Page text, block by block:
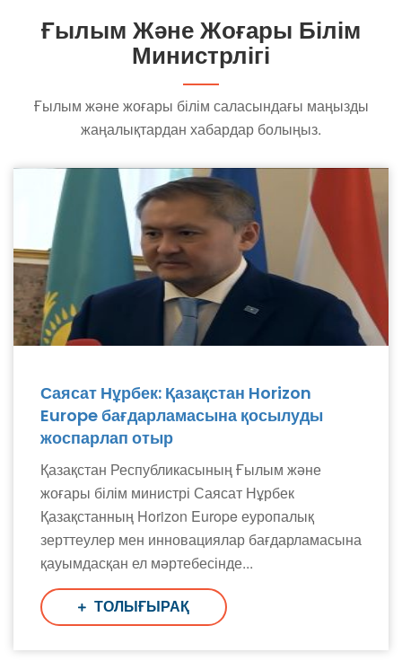
Ғылым Және Жоғары Білім
Министрлігі
Ғылым және жоғары білім саласындағы маңызды
жаңалықтардан хабардар болыңыз.
Саясат Нұрбек: Қазақстан Horizon
Europe бағдарламасына қосылуды
жоспарлап отыр
Қазақстан Республикасының Ғылым және
жоғары білім министрі Саясат Нұрбек
Қазақстанның Horizon Europe еуропалық
зерттеулер мен инновациялар бағдарламасына
қауымдасқан ел мәртебесінде...
ТОЛЫҒЫРАҚ